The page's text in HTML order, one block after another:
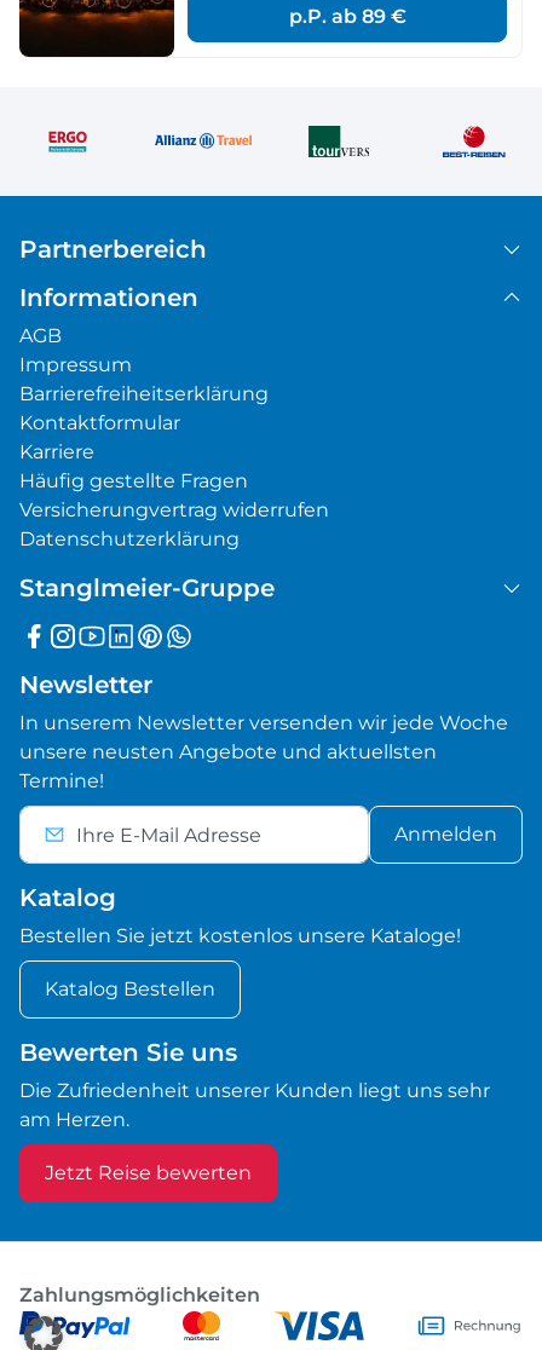
p.P. ab 89 €
Partnerbereich
Informationen
AGB
Impressum
Barrierefreiheitserklärung
Kontaktformular
Karriere
Häufig gestellte Fragen
Versicherungvertrag widerrufen
Datenschutzerklärung
Stanglmeier-Gruppe
Newsletter
In unserem Newsletter versenden wir jede Woche
unsere neusten Angebote und aktuellsten
Termine!
Anmelden
Katalog
Bestellen Sie jetzt kostenlos unsere Kataloge!
Katalog Bestellen
Bewerten Sie uns
Die Zufriedenheit unserer Kunden liegt uns sehr
am Herzen.
Jetzt Reise bewerten
Zahlungsmöglichkeiten